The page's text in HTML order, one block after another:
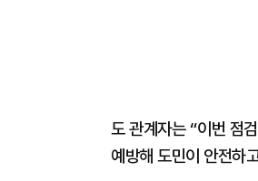
도 관계자는 “이번 점
예방해 도민이 안전하